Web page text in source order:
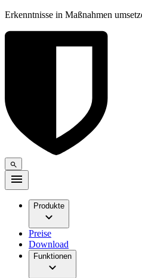
Erkenntnisse in Maßnahmen
Produkte
Preise
Download
Funktionen